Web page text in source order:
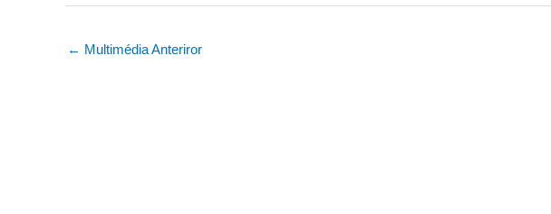
← Multimédia Anteriror